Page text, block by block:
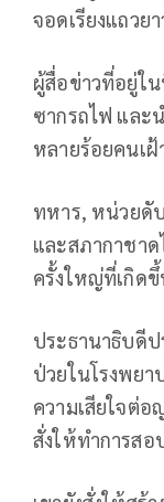
จอดเรียงแถวย
ผู้สื่อข่าวที่อยู่ใ
ซากรถไฟ แล
หลายร้อยคนเฝ้
ทหาร, หน่วยดั
และสภากาชา
ครั้งใหญ่ที่เกิด
ประธานาธิบดีป
ป่วยในโรงพย
ความเสียใจต่อ
สั่งให้ทำการส